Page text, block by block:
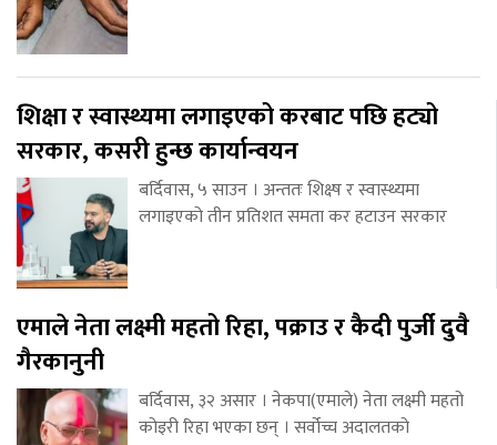
शिक्षा र स्वास्थ्यमा लगाइएको करबाट पछि हट्यो
सरकार, कसरी हुन्छ कार्यान्वयन
बर्दिवास, ५ साउन । अन्ततः शिक्ष्ष र स्वास्थ्यमा
लगाइएको तीन प्रतिशत समता कर हटाउन सरकार
एमाले नेता लक्ष्मी महतो रिहा, पक्राउ र कैदी पुर्जी दुवै
गैरकानुनी
बर्दिवास, ३२ असार । नेकपा(एमाले) नेता लक्ष्मी महतो
कोइरी रिहा भएका छन् । सर्वोच्च अदालतको